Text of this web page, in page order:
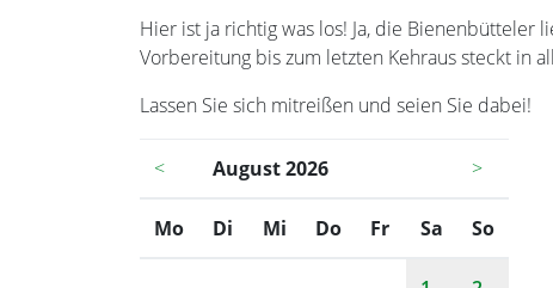
Hier ist ja richtig was los! Ja, die Bienenbütteler
Vorbereitung bis zum letzten Kehraus steckt in
Lassen Sie sich mitreißen und seien Sie dabei!
< August 2026 >
Mo ntag
Di enstag
Mi ttwoch
Do nnerstag
Fr eitag
Sa mstag
So